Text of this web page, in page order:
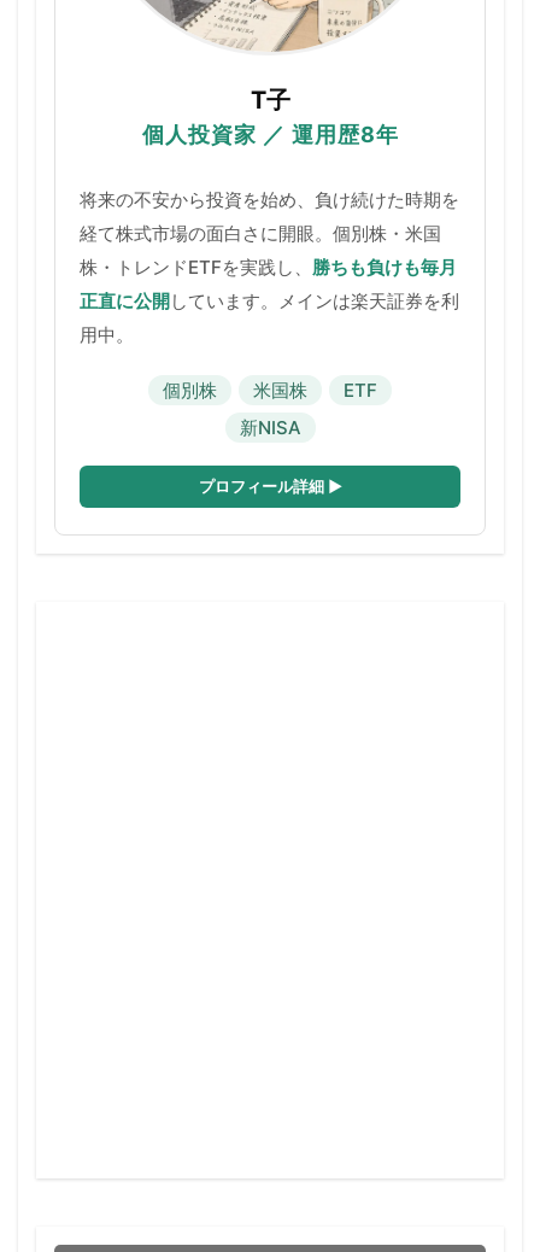
T子
個人投資家 ／ 運用歴8年
将来の不安から投資を始め、負け続けた時期を
経て株式市場の面白さに開眼。個別株・米国
株・トレンドETFを実践し、 勝ちも負けも毎月
正直に公開しています。メインは楽天証券を利
用中。
個別株 米国株
ETF
新NISA
プロフィール詳細 ▶